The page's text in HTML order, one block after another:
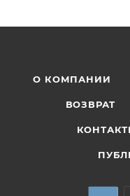
О КОМПАНИИ
ВОЗВРАТ